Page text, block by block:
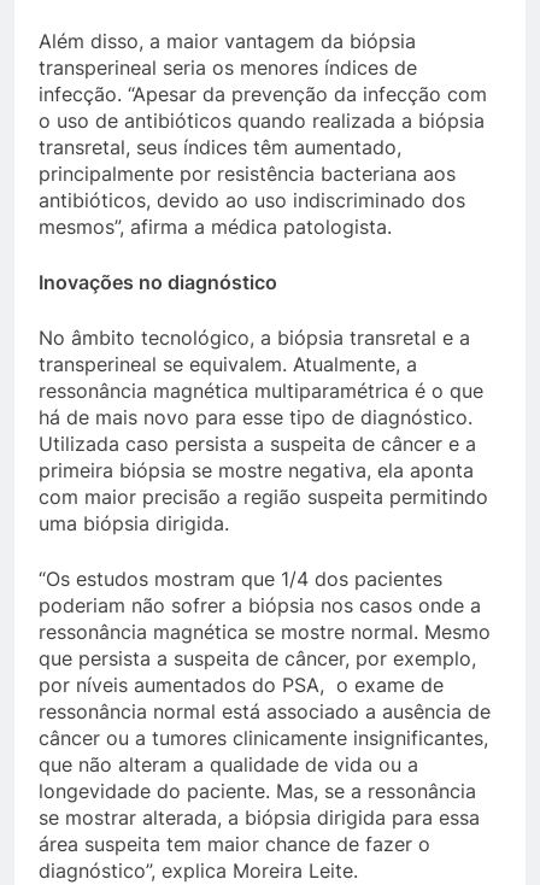
Além disso, a maior vantagem da biópsia
transperineal seria os menores índices de
infecção. “Apesar da prevenção da infecção com
o uso de antibióticos quando realizada a biópsia
transretal, seus índices têm aumentado,
principalmente por resistência bacteriana aos
antibióticos, devido ao uso indiscriminado dos
mesmos”, afirma a médica patologista.
Inovações no diagnóstico
No âmbito tecnológico, a biópsia transretal e a
transperineal se equivalem. Atualmente, a
ressonância magnética multiparamétrica é o que
há de mais novo para esse tipo de diagnóstico.
Utilizada caso persista a suspeita de câncer e a
primeira biópsia se mostre negativa, ela aponta
com maior precisão a região suspeita permitindo
uma biópsia dirigida.
“Os estudos mostram que 1/4 dos pacientes
poderiam não sofrer a biópsia nos casos onde a
ressonância magnética se mostre normal. Mesmo
que persista a suspeita de câncer, por exemplo,
por níveis aumentados do PSA, o exame de
ressonância normal está associado a ausência de
câncer ou a tumores clinicamente insignificantes,
que não alteram a qualidade de vida ou a
longevidade do paciente. Mas, se a ressonância
se mostrar alterada, a biópsia dirigida para essa
área suspeita tem maior chance de fazer o
diagnóstico”, explica Moreira Leite.